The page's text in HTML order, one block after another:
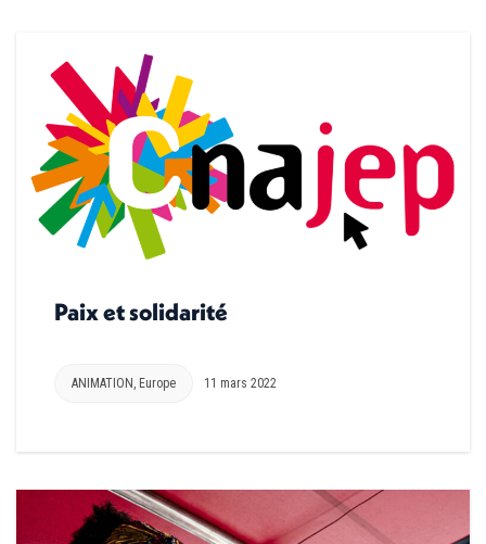
Paix et solidarité
ANIMATION Europe 11 mars 2022